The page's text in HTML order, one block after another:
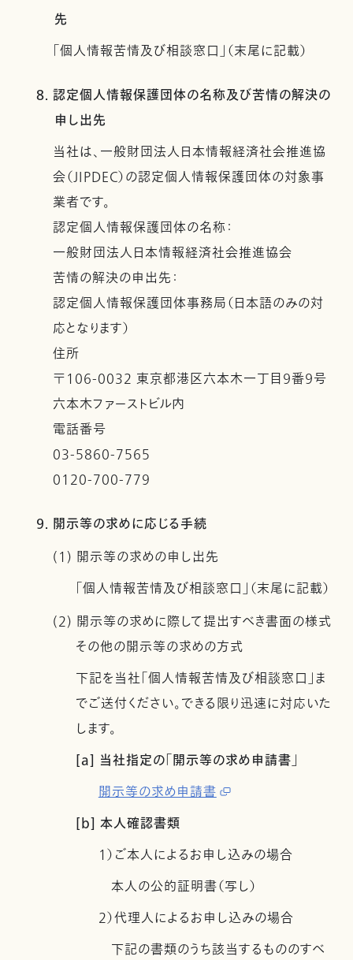
先
「個人情報苦情及び相談窓口」（末尾に記載）
8. 認定個人情報保護団体の名称及び苦情の解決の
申し出先
当社は、一般財団法人日本情報経済社会推進協
会（JIPDEC）の認定個人情報保護団体の対象事
業者です。
認定個人情報保護団体の名称：
一般財団法人日本情報経済社会推進協会
苦情の解決の申出先：
認定個人情報保護団体事務局（日本語のみの対
応となります）
住所
〒106-0032 東京都港区六本木一丁目９番９号
六本木ファーストビル内
電話番号
03-5860-7565
0120-700-779
9. 開示等の求めに応じる手続
(1) 開示等の求めの申し出先
「個人情報苦情及び相談窓口」（末尾に記載）
(2) 開示等の求めに際して提出すべき書面の様式
その他の開示等の求めの方式
下記を当社「個人情報苦情及び相談窓口」ま
でご送付ください。できる限り迅速に対応いた
します。
[a] 当社指定の「開示等の求め申請書」
開示等の求め申請書
[b] 本人確認書類
1）ご本人によるお申し込みの場合
本人の公的証明書（写し）
2）代理人によるお申し込みの場合
下記の書類のうち該当するもののすべ